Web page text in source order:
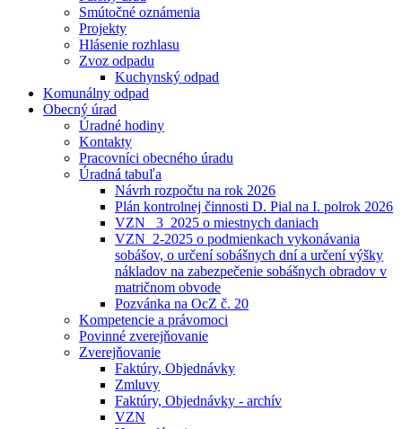
Smútočné oznámenia
Projekty
Hlásenie rozhlasu
Zvoz odpadu
Kuchynský odpad
Komunálny odpad
Obecný úrad
Úradné hodiny
Kontakty
Pracovníci obecného úradu
Úradná tabuľa
Návrh rozpočtu na rok 2026
Plán kontrolnej činnosti D. Pial na I. polrok 2026
VZN _3_2025 o miestnych daniach
VZN_2-2025 o podmienkach vykonávania
sobášov, o určení sobášnych dní a určení výšky
nákladov na zabezpečenie sobášnych obradov v
matričnom obvode
Pozvánka na OcZ č. 20
Kompetencie a právomoci
Povinné zverejňovanie
Zverejňovanie
Faktúry, Objednávky
Zmluvy
Faktúry, Objednávky - archív
VZN